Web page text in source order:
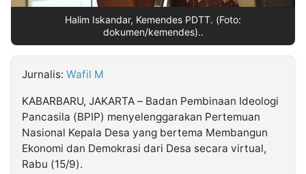
Kabarbaru.co
2026
Halim Iskandar, Kemendes PDTT. (Foto:
dokumen/kemendes)..
Jurnalis: Wafil M
KABARBARU, JAKARTA – Badan Pembinaan Ideologi
Pancasila (BPIP) menyelenggarakan Pertemuan
Nasional Kepala Desa yang bertema Membangun
Ekonomi dan Demokrasi dari Desa secara virtual,
Rabu (15/9).